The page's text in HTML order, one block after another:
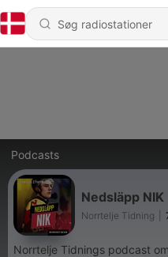
Podcasts
Nedsläpp NIK
Norrtelje Tidning
Norrtelje Tidnings podcast